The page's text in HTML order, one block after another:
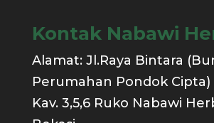
Kontak Nabawi
Alamat: Jl.Raya Bintara
Perumahan Pondok Cipta)
Kav. 3,5,6 Ruko Nabawi